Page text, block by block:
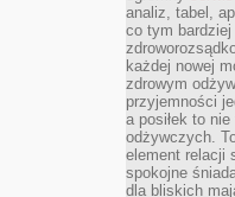
analiz, tabel,
co tym
każdej nowej
zdrowym
przyjemności
a posiłek to
odżywczych.
element relacji
spokojne
dla bliskich